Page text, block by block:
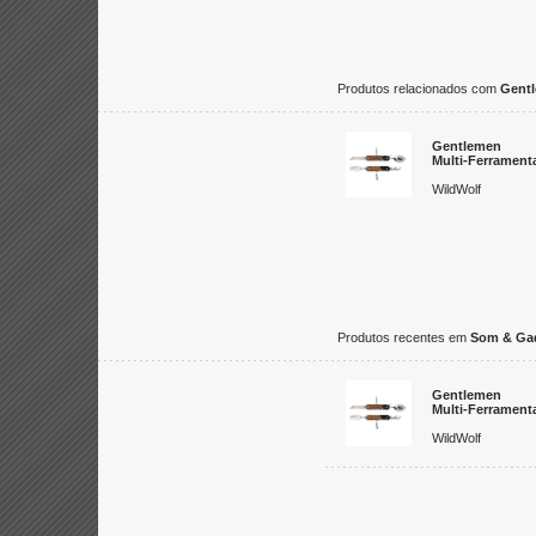
Produtos relacionados com
Gentlemen
Multi-
WildWolf
Produtos recentes em Som &
Gentlemen
Multi-
WildWolf